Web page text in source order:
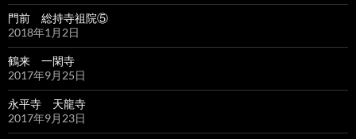
門前 総持寺祖院⑤
2018年1月2日
鶴来 一閑寺
2017年9月25日
永平寺 天龍寺
2017年9月23日